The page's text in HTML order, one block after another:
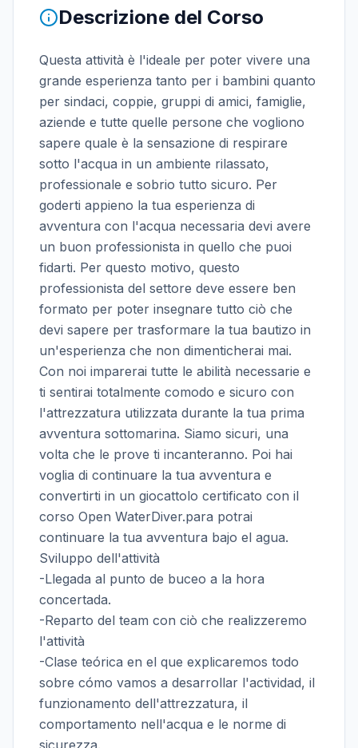
Descrizione del Corso
Questa attività è l'ideale per poter vivere una
grande esperienza tanto per i bambini quanto
per sindaci, coppie, gruppi di amici, famiglie,
aziende e tutte quelle persone che vogliono
sapere quale è la sensazione di respirare
sotto l'acqua in un ambiente rilassato,
professionale e sobrio tutto sicuro. Per
goderti appieno la tua esperienza di
avventura con l'acqua necessaria devi avere
un buon professionista in quello che puoi
fidarti. Per questo motivo, questo
professionista del settore deve essere ben
formato per poter insegnare tutto ciò che
devi sapere per trasformare la tua bautizo in
un'esperienza che non dimenticherai mai.
Con noi imparerai tutte le abilità necessarie e
ti sentirai totalmente comodo e sicuro con
l'attrezzatura utilizzata durante la tua prima
avventura sottomarina. Siamo sicuri, una
volta che le prove ti incanteranno. Poi hai
voglia di continuare la tua avventura e
convertirti in un giocattolo certificato con il
corso Open WaterDiver.para potrai
continuare la tua avventura bajo el agua.
Sviluppo dell'attività
-Llegada al punto de buceo a la hora
concertada.
-Reparto del team con ciò che realizzeremo
l'attività
-Clase teórica en el que explicaremos todo
sobre cómo vamos a desarrollar l'actividad, il
funzionamento dell'attrezzatura, il
comportamento nell'acqua e le norme di
sicurezza.